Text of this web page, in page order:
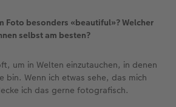
Foto besonders «beautiful»? Welcher
selbst am besten?
um in Welten einzutauchen, in denen
bin. Wenn ich etwas sehe, das mich
ich das gerne fotografisch.